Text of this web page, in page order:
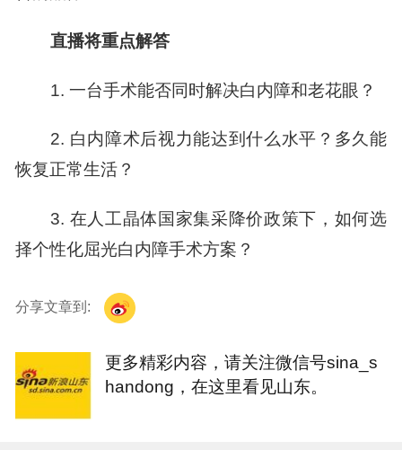
直播将重点解答
1. 一台手术能否同时解决白内障和老花眼？
2. 白内障术后视力能达到什么水平？多久能
恢复正常生活？
3. 在人工晶体国家集采降价政策下，如何选
择个性化屈光白内障手术方案？
分享文章到:
更多精彩内容，请关注微信号sina_s
handong，在这里看见山东。